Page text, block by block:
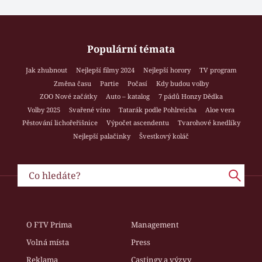
Populární témata
Jak zhubnout Nejlepší filmy 2024 Nejlepší horory
TV program
Změna času
Partie Počasí
Kdy budou volby
ZOO Nové začátky
Auto – katalog
7 pádů Honzy Dědka
Volby 2025
Svařené víno Tatarák podle Pohlreicha
Aloe vera
Pěstování lichořeřišnice
Výpočet ascendentu
Tvarohové knedlíky
Nejlepší palačinky
Švestkový koláč
O FTV Prima
Management
Volná místa
Press
Reklama
Castingy a výzvy